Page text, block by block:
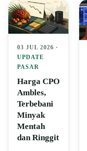
03 JUL 2026 ·
UPDATE
PASAR
Harga CPO
Ambles,
Terbebani
Minyak
Mentah
dan Ringgit